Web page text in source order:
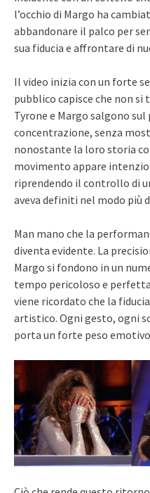
l’occhio di Margo ha
abbandonare il palco per
sua fiducia e affrontare di
Il video inizia con un forte
pubblico capisce che non
Tyrone e Margo salgono sul
concentrazione, senza
nonostante la loro storia
movimento appare
riprendendo il controllo di
aveva definiti nel modo più
Man mano che la
diventa evidente. La
Margo si fondono in un
tempo pericoloso e
viene ricordato che la
artistico. Ogni gesto, ogni
porta un forte peso